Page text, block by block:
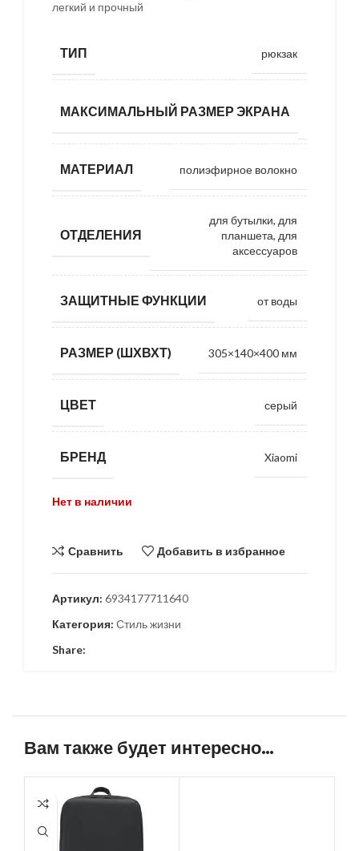
легкий и прочный
ТИП рюкзак
МАКСИМАЛЬНЫЙ РАЗМЕР ЭКРАНА
МАТЕРИАЛ полиэфирное волокно
ОТДЕЛЕНИЯ
для бутылки, для
планшета, для
аксессуаров
ЗАЩИТНЫЕ ФУНКЦИИ от воды
РАЗМЕР (ШХВХТ) 305×140×400 мм
ЦВЕТ серый
БРЕНД Xiaomi
Нет в наличии
Сравнить Добавить в избранное
Артикул: 6934177711640
Категория: Стиль жизни
Share:
Вам также будет интересно…